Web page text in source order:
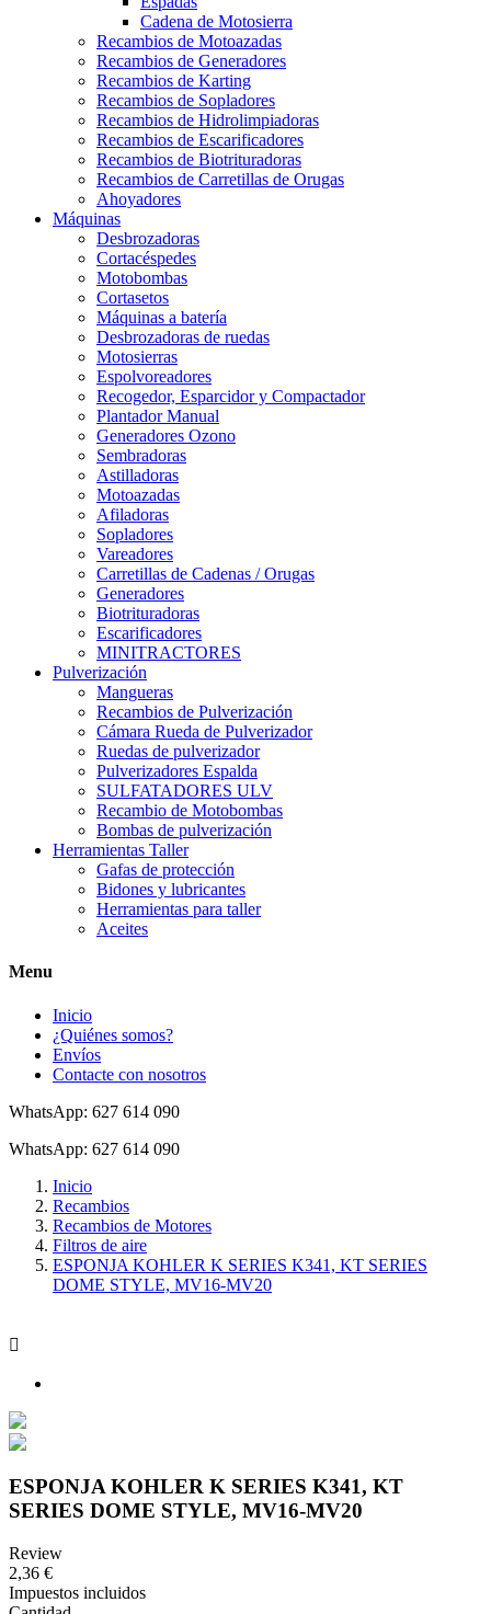
Cadena de Motosierra
Recambios de Motoazadas
Recambios de Generadores
Recambios de Karting
Recambios de Sopladores
Recambios de Hidrolimpiadoras
Recambios de Escarificadores
Recambios de Biotrituradoras
Recambios de Carretillas de Orugas
Ahoyadores
Máquinas
Desbrozadoras
Cortacéspedes
Motobombas
Cortasetos
Máquinas a batería
Desbrozadoras de ruedas
Motosierras
Espolvoreadores
Recogedor, Esparcidor y Compactador
Plantador Manual
Generadores Ozono
Sembradoras
Astilladoras
Motoazadas
Afiladoras
Sopladores
Vareadores
Carretillas de Cadenas / Orugas
Generadores
Biotrituradoras
Escarificadores
MINITRACTORES
Pulverización
Mangueras
Recambios de Pulverización
Cámara Rueda de Pulverizador
Ruedas de pulverizador
Pulverizadores Espalda
SULFATADORES ULV
Recambio de Motobombas
Bombas de pulverización
Herramientas Taller
Gafas de protección
Bidones y lubricantes
Herramientas para taller
Aceites
Menu
Inicio
¿Quiénes somos?
Envíos
Contacte con nosotros
WhatsApp: 627 614 090
WhatsApp: 627 614 090
Inicio
Recambios
Recambios de Motores
Filtros de aire
ESPONJA KOHLER K SERIES K341, KT SERIES
DOME STYLE, MV16-MV20

ESPONJA KOHLER K SERIES K341, KT
SERIES DOME STYLE, MV16-MV20
Review
2,36 €
Impuestos incluidos